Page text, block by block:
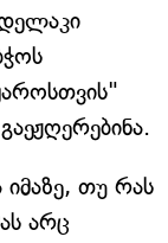
თუ რას
არც